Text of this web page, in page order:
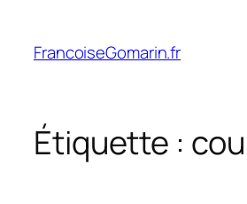
contenu
FrancoiseGomarin.fr
Étiquette :